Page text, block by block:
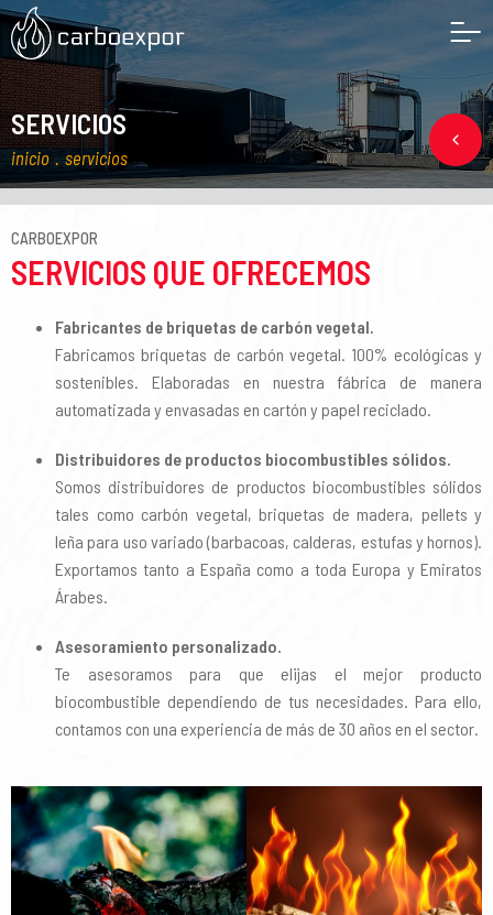
SERVICIOS
inicio . servicios
CARBOEXPOR
SERVICIOS QUE OFRECEMOS
Fabricantes de briquetas de carbón vegetal.
Fabricamos briquetas de carbón vegetal. 100% ecológicas y
sostenibles. Elaboradas en nuestra fábrica de manera
automatizada y envasadas en cartón y papel reciclado.
Distribuidores de productos biocombustibles sólidos.
Somos distribuidores de productos biocombustibles sólidos
tales como carbón vegetal, briquetas de madera, pellets y
leña para uso variado (barbacoas, calderas, estufas y hornos).
Exportamos tanto a España como a toda Europa y Emiratos
Árabes.
Asesoramiento personalizado.
Te asesoramos para que elijas el mejor producto
biocombustible dependiendo de tus necesidades. Para ello,
contamos con una experiencia de más de 30 años en el sector.
Presentación e instalaciones de la empresa
Certificaciones
Historia
Aviso Legal
Política de Privacidad
Política de Cookies
Español